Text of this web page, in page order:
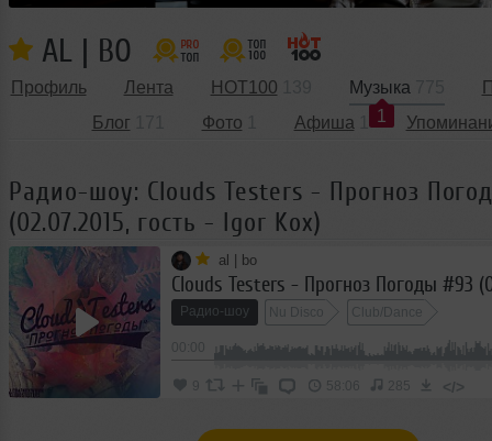
AL | BO
Профиль Лента HOT100
Музыка
1
Блог
Фото Афиша
Радио-шоу: Clouds Testers - Прогноз
(02.07.2015, гость - Igor Kox)
al | bo
Радио-шоу Nu Disco Club/Dance
9 58:06 285 </>